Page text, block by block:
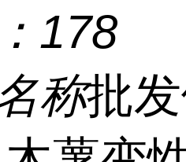
178
称批